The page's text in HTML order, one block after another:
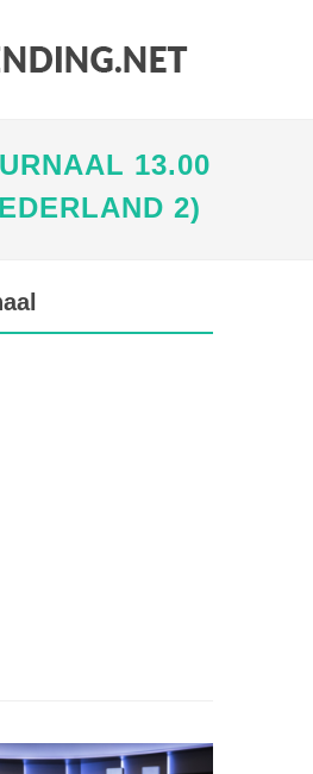
13.00
2)